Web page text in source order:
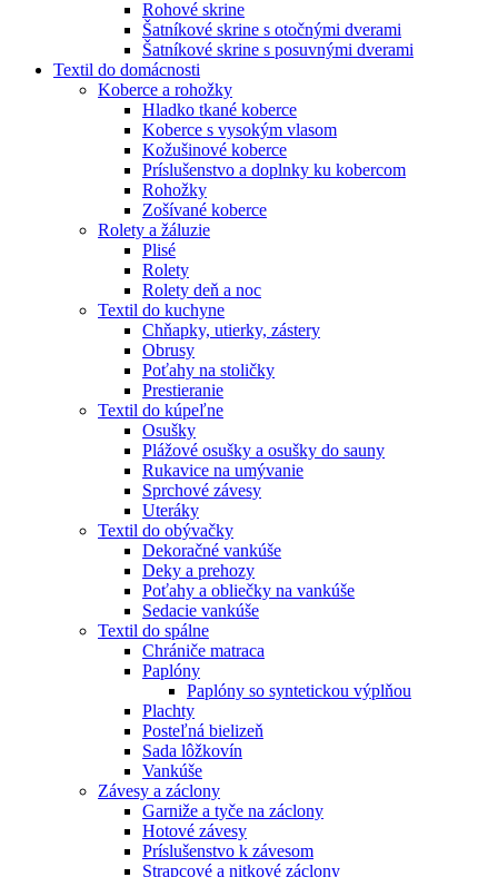
Rohové skrine
Šatníkové skrine s otočnými dverami
Šatníkové skrine s posuvnými dverami
Textil do domácnosti
Koberce a rohožky
Hladko tkané koberce
Koberce s vysokým vlasom
Kožušinové koberce
Príslušenstvo a doplnky ku kobercom
Rohožky
Zošívané koberce
Rolety a žáluzie
Plisé
Rolety
Rolety deň a noc
Textil do kuchyne
Chňapky, utierky, zástery
Obrusy
Poťahy na stoličky
Prestieranie
Textil do kúpeľne
Osušky
Plážové osušky a osušky do sauny
Rukavice na umývanie
Sprchové závesy
Uteráky
Textil do obývačky
Dekoračné vankúše
Deky a prehozy
Poťahy a obliečky na vankúše
Sedacie vankúše
Textil do spálne
Chrániče matraca
Paplóny
Paplóny so syntetickou výplňou
Plachty
Posteľná bielizeň
Sada lôžkovín
Vankúše
Závesy a záclony
Garniže a tyče na záclony
Hotové závesy
Príslušenstvo k závesom
Strapcové a nitkové záclony